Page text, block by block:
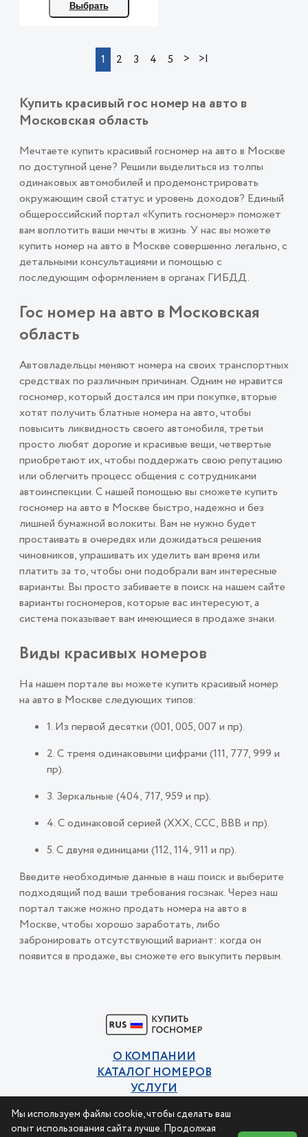
Выбрать
1 2 3 4 5 > >|
Купить красивый гос номер на авто в
Московская область
Мечтаете купить красивый госномер на авто в Москве
по доступной цене? Решили выделиться из толпы
одинаковых автомобилей и продемонстрировать
окружающим свой статус и уровень доходов? Единый
общероссийский портал «Купить госномер» поможет
вам воплотить ваши мечты в жизнь. У нас вы можете
купить номер на авто в Москве совершенно легально, с
детальными консультациями и помощью с
последующим оформлением в органах ГИБДД.
Гос номер на авто в Московская
область
Автовладельцы меняют номера на своих транспортных
средствах по различным причинам. Одним не нравится
госномер, который достался им при покупке, вторые
хотят получить блатные номера на авто, чтобы
повысить ликвидность своего автомобиля, третьи
просто любят дорогие и красивые вещи, четвертые
приобретают их, чтобы поддержать свою репутацию
или облегчить процесс общения с сотрудниками
автоинспекции. С нашей помощью вы сможете купить
госномер на авто в Москве быстро, надежно и без
лишней бумажной волокиты. Вам не нужно будет
простаивать в очередях или дожидаться решения
чиновников, упрашивать их уделить вам время или
платить за то, чтобы они подобрали вам интересные
варианты. Вы просто забиваете в поиск на нашем сайте
варианты госномеров, которые вас интересуют, а
система показывает вам имеющиеся в продаже знаки.
Виды красивых номеров
На нашем портале вы можете купить красивый номер
на авто в Москве следующих типов:
1. Из первой десятки (001, 005, 007 и пр).
2. С тремя одинаковыми цифрами (111, 777, 999 и
пр).
3. Зеркальные (404, 717, 959 и пр).
4. С одинаковой серией (ХХХ, ССС, ВВВ и пр).
5. С двумя единицами (112, 114, 911 и пр).
Введите необходимые данные в наш поиск и выберите
подходящий под ваши требования госзнак. Через наш
портал также можно продать номера на авто в
Москве, чтобы хорошо заработать, либо
забронировать отсутствующий вариант: когда он
появится в продаже, вы сможете его выкупить первым.
Мы используем файлы cookie, чтобы сделать ваш
опыт использования сайта лучше. Продолжая
О КОМПАНИИ
КАТАЛОГ НОМЕРОВ
УСЛУГИ
Политика конфиденциальности